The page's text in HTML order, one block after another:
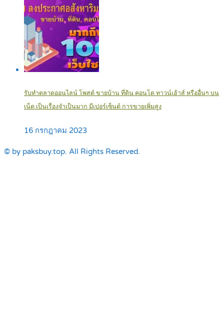
รับทำตลาดออนไลน์ โพสต์ ขายบ้าน ที่ดิน คอนโด ทาวน์เฮ้าส์ หรืออื่นๆ บน
เน็ต เป็นเรื่องจำเป็นมาก มีเปอร์เซ็นต์ การขายเพิ่มสูง
16 กรกฎาคม 2023
© by paksbuy.top. All Rights Reserved.